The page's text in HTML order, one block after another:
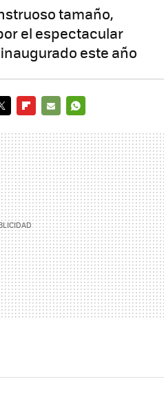
tamaño,
el espectacular
este año
MAIL